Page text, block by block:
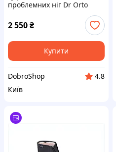
проблемних ніг Dr Orto
P8K754032
2 550₴
Купити
DobroShop
4.8
Київ